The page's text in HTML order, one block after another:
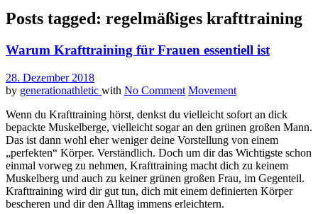
Posts tagged: regelmäßiges krafttraining
Warum Krafttraining für Frauen essentiell ist
28. Dezember 2018
by generationathletic with No Comment Movement
Wenn du Krafttraining hörst, denkst du vielleicht sofort an dick
bepackte Muskelberge, vielleicht sogar an den grünen großen Mann.
Das ist dann wohl eher weniger deine Vorstellung von einem
„perfekten“ Körper. Verständlich. Doch um dir das Wichtigste schon
einmal vorweg zu nehmen, Krafttraining macht dich zu keinem
Muskelberg und auch zu keiner grünen großen Frau, im Gegenteil.
Krafttraining wird dir gut tun, dich mit einem definierten Körper
bescheren und dir den Alltag immens erleichtern.